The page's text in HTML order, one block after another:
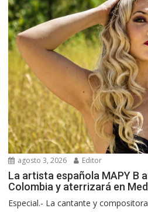
agosto 3, 2026 Editor
La artista española MAPY B
Colombia y aterrizará en
Especial.- La cantante y